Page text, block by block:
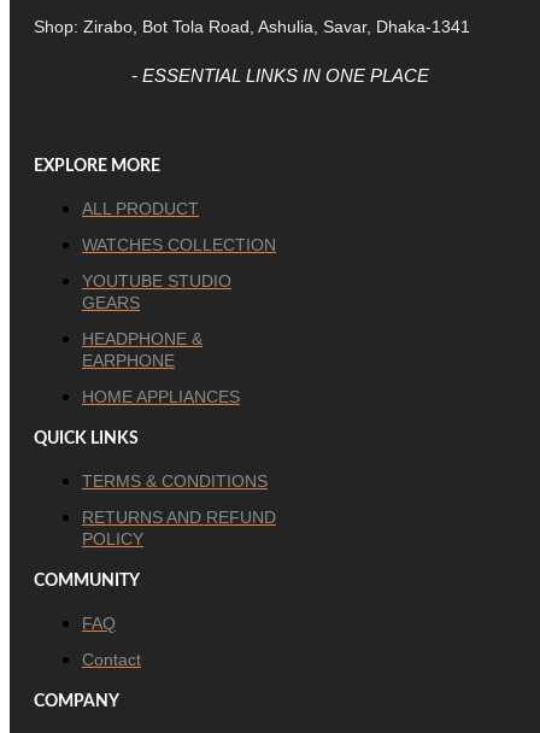
Shop: Zirabo, Bot Tola Road, Ashulia, Savar, Dhaka-1341
- ESSENTIAL LINKS IN ONE PLACE
EXPLORE MORE
ALL PRODUCT
WATCHES COLLECTION
YOUTUBE STUDIO
GEARS
HEADPHONE &
EARPHONE
HOME APPLIANCES
QUICK LINKS
TERMS & CONDITIONS
RETURNS AND REFUND
POLICY
COMMUNITY
FAQ
Contact
COMPANY